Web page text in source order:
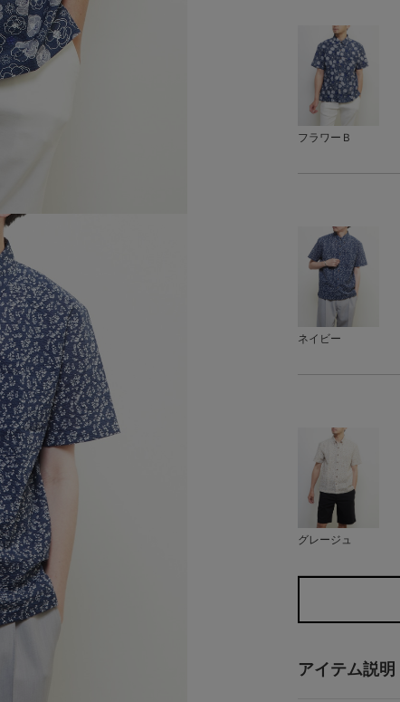
フラワーＢ
ネイビー
グレージュ
アイテム説明